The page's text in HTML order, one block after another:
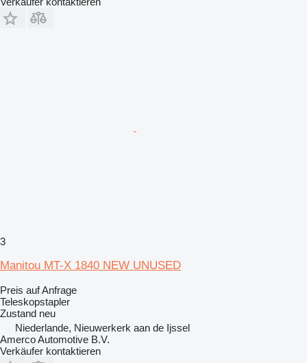
3
Manitou MT-X 1840 NEW UNUSED
Preis auf Anfrage
Teleskopstapler
Zustand neu
Niederlande, Nieuwerkerk aan de Ijssel
Amerco Automotive B.V.
Verkäufer kontaktieren